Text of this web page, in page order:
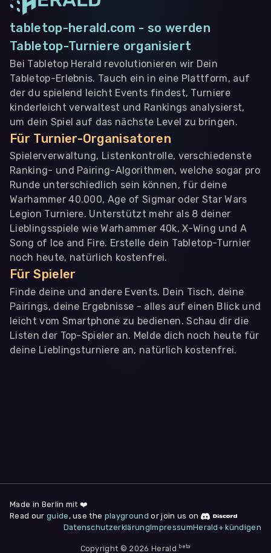
tabletop-herald.com - so werden
Tabletop-Turniere organisiert
Bei Tabletop Herald revolutionieren wir Dein
Tabletop-Erlebnis. Tauch ein in eine Plattform, auf
der du spielend leicht Events findest, Turniere
kinderleicht verwaltest und Rankings analysierst,
um dein Spiel auf das nächste Level zu bringen.
Für Turnier-Organisatoren
Spielerverwaltung, Listenkontrolle, verschiedenste
Ranking- und Pairing-Algorithmen, welche sogar pro
Runde unterschiedlich sein können, für deine
Warhammer 40.000, Age of Sigmar oder Star Wars
Legion Turniere. Unterstützt mehr als 8 deiner
Lieblingsspiele wie Warhammer 40k, X-Wing und A
Song of Ice and Fire. Erstelle dein Tabletop-Turnier
noch heute, natürlich kostenfrei.
Für Spieler
Finde deine und andere Events. Dein Tisch, deine
Pairings, deine Ergebnisse - alles auf einen Blick und
leicht vom Smartphone zu bedienen. Schau dir die
Listen der Top-Spieler an. Melde dich noch heute für
deine Lieblingsturniere an, natürlich kostenfrei.
deine Zustimmung jederzeit unter "
am Seitenende widerrufen.
Nur notwendige
Made in Berlin mit ❤️
Read our guide , use the playground or join us on
DatenschutzerklärungImpressumHerald+ kündigen
Copyright © 2026 Herald beta